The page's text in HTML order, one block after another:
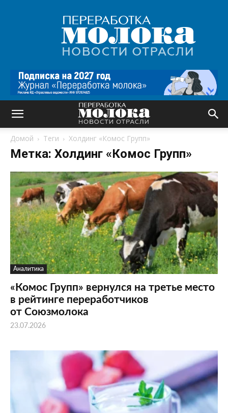
Переработка
молока
|
Новости
Домой Теги Холдинг «Комос Групп»
Метка: Холдинг «Комос Групп»
Аналитика
«Комос Групп» вернулся на третье место
в рейтинге переработчиков
от Союзмолока
23.07.2026